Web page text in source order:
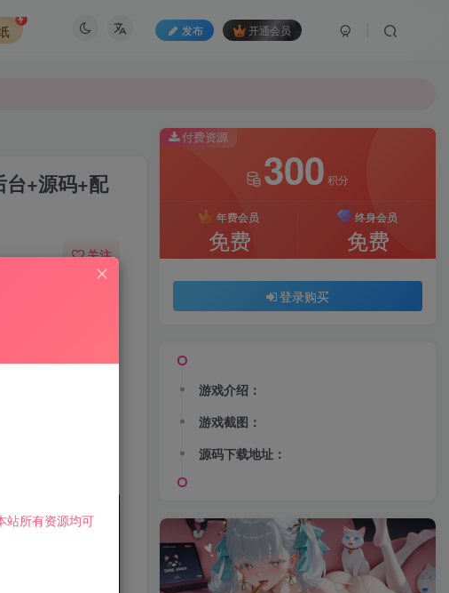
发布 开通会员
+源码+配
关注
付费资源
300 积分
年费会员
免费
终身会员
免费
登录购买
游戏介绍：
游戏截图：
源码下载地址：
站所有资源均可